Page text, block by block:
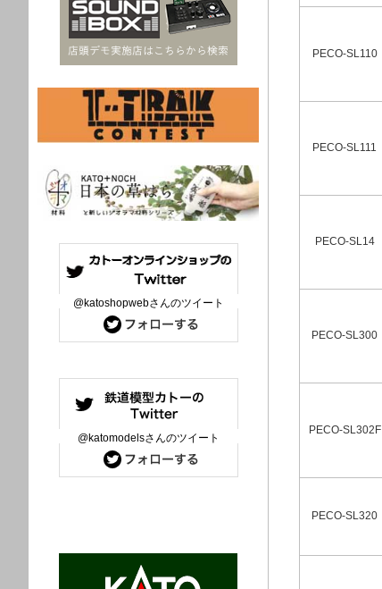
PECO-SL110
PECO-SL111
PECO-SL14
PECO-SL300
PECO-SL302F
PECO-SL320
@katoshopwebさんのツイート
@katomodelsさんのツイート